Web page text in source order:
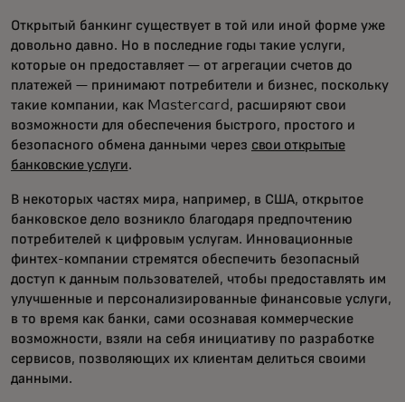
Открытый банкинг существует в той или иной форме уже
довольно давно. Но в последние годы такие услуги,
которые он предоставляет — от агрегации счетов до
платежей — принимают потребители и бизнес, поскольку
такие компании, как Mastercard, расширяют свои
возможности для обеспечения быстрого, простого и
безопасного обмена данными через свои открытые
банковские услуги.
В некоторых частях мира, например, в США, открытое
банковское дело возникло благодаря предпочтению
потребителей к цифровым услугам. Инновационные
финтех-компании стремятся обеспечить безопасный
доступ к данным пользователей, чтобы предоставлять им
улучшенные и персонализированные финансовые услуги,
в то время как банки, сами осознавая коммерческие
возможности, взяли на себя инициативу по разработке
сервисов, позволяющих их клиентам делиться своими
данными.